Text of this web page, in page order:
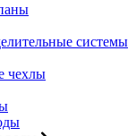
системы
чехлы